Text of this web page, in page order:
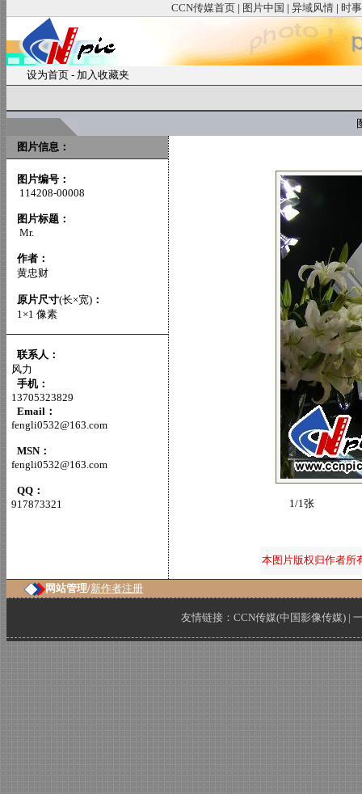
CCN传媒首页 | 图片中国 | 异域风情 | 时
设为首页 - 加入收藏夹
图片信息：
图片编号：
114208-00008
图片标题：
Mr.
作者：
黄忠财
原片尺寸(长×宽) ：
1×1 像素
联系人：
风力
手机：
13705323829
Email：
fengli0532@163.com
MSN：
fengli0532@163.com
QQ：
917873321
1/1张
本图片版权归作者所
网站管理/新作者注册
友情链接： CCN传媒(中国影像传媒) |